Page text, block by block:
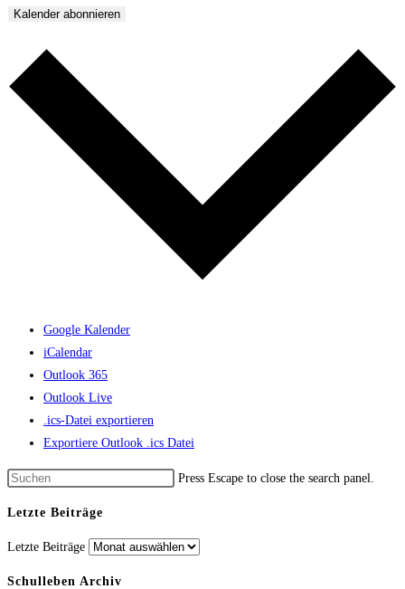
Kalender abonnieren
Google Kalender
iCalendar
Outlook 365
Outlook Live
.ics-Datei exportieren
Exportiere Outlook .ics Datei
Press Escape to close the search panel.
Letzte Beiträge
Letzte Beiträge
Schulleben Archiv